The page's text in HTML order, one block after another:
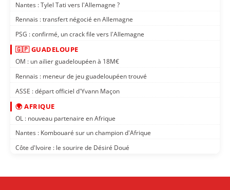
Nantes : Tylel Tati vers l'Allemagne ?
Rennais : transfert négocié en Allemagne
PSG : confirmé, un crack file vers l'Allemagne
🇬🇵 GUADELOUPE
OM : un ailier guadeloupéen à 18M€
Rennais : meneur de jeu guadeloupéen trouvé
ASSE : départ officiel d'Yvann Maçon
🌍 AFRIQUE
OL : nouveau partenaire en Afrique
Nantes : Kombouaré sur un champion d'Afrique
Côte d'Ivoire : le sourire de Désiré Doué